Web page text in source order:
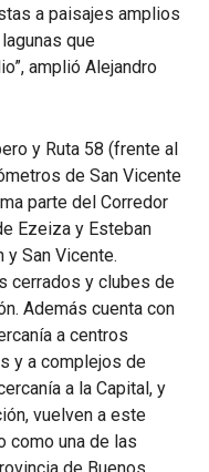
a paisajes amplios
que
amplió Alejandro
y Ruta 58 (frente al
de San Vicente
parte del Corredor
Ezeiza y Esteban
y San Vicente.
cerrados y clubes de
Además cuenta con
a centros
y a complejos de
a la Capital, y
vuelven a este
como una de las